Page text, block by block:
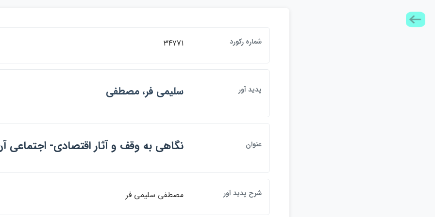
شماره ركورد 34771
پديد آور سليمي فر، مصطفي
عنوان نگاهي به وقف و آثار اقتصادي- اجتماعي
شرح پديد آور مصطفي سليمي فر